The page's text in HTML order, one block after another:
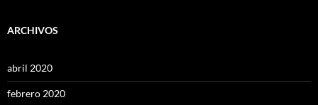
ARCHIVOS
abril 2020
febrero 2020